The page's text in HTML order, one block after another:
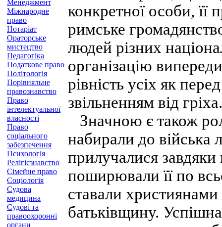
Менеджмент
Міжнародне
право
Нотаріат
Ораторське
мистецтво
Педагогіка
Податкове право
Політологія
Порівняльне
правознавство
Право
інтелектуальної
власності
Право
соціального
забезпечення
Психологія
Релігієзнавство
Сімейне право
Соціологія
Судова
медицина
Судові та
правоохоронні
органи
конкретної особи,
римське
людей різних
організацію
рівність усіх як
звільненням від гріха.
Значною є також
набирали до війська
прилучалися завдяки
поширювали її по
ставали
батьківщину.